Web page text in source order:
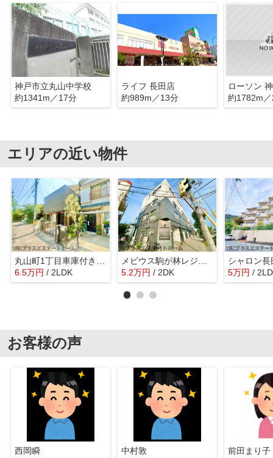
神戸市立丸山中学校
約1341m／17分
ライフ 長田店
約989m／13分
約1782m
エリアの近い物件
丸山町1丁目車庫付き戸建
6.5万円 / 2LDK
メビウス駒が林レジデンス
5.2万円 / 2DK
シャロン長
5万円 /
お客様の声
西岡瞬 中村敦 前田まり子